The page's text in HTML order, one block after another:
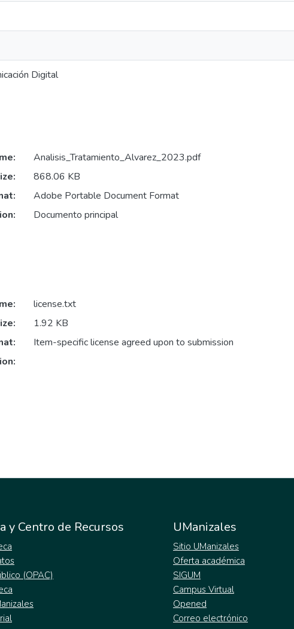
Digital
Analisis_Tratamiento_Alvarez_2023.pdf
868.06 KB
Adobe Portable Document Format
Documento principal
license.txt
1.92 KB
Item-specific license agreed upon to submission
y Centro de Recursos
(OPAC)
UManizales
Sitio UManizales
Oferta académica
SIGUM
Campus Virtual
Opened
Correo electrónico